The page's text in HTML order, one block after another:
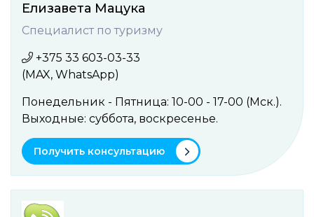
Елизавета Мацука
Специалист по туризму
+375 33 603-03-33
(MAX, WhatsApp)
Понедельник - Пятница: 10-00 - 17-00 (Мск.).
Выходные: cуббота, воcкресенье.
Получить консультацию